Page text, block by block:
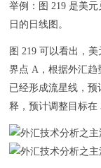
举例：图 219 是美元
日的日线图。
图 219 可以看出，
界点 A，根据外汇趋
已经形成流星线，
释，预计调整目标在